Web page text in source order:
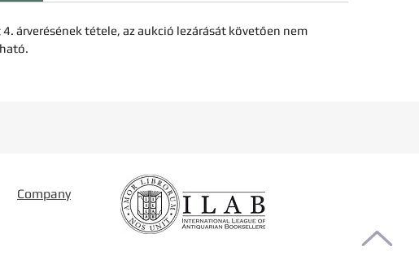
árverésének tétele, az aukció lezárását követően nem
Company